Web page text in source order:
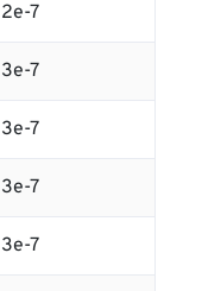
2e-7
3e-7
3e-7
3e-7
3e-7